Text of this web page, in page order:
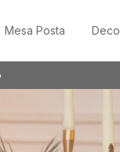
Mesa Posta